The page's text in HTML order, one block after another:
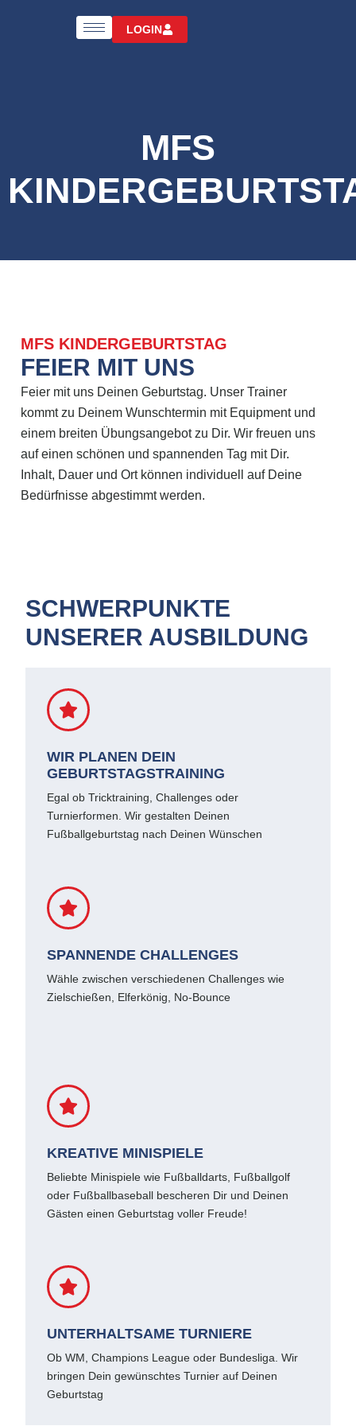
LOGIN
MFS
MFS KINDERGEBURTSTAG
FEIER MIT UNS
Feier mit uns Deinen Geburtstag. Unser Trainer
kommt zu Deinem Wunschtermin mit Equipment und
einem breiten Übungsangebot zu Dir. Wir freuen uns
auf einen schönen und spannenden Tag mit Dir.
Inhalt, Dauer und Ort können individuell auf Deine
Bedürfnisse abgestimmt werden.
WIR PLANEN DEIN
GEBURTSTAGSTRAINING
Egal ob Tricktraining, Challenges oder
Turnierformen. Wir gestalten Deinen
Fußballgeburtstag nach Deinen Wünschen
SPANNENDE CHALLENGES
Wähle zwischen verschiedenen Challenges wie
Zielschießen, Elferkönig, No-Bounce
KREATIVE MINISPIELE
Beliebte Minispiele wie Fußballdarts, Fußballgolf
oder Fußballbaseball bescheren Dir und Deinen
Gästen einen Geburtstag voller Freude!
UNTERHALTSAME TURNIERE
Ob WM, Champions League oder Bundesliga. Wir
bringen Dein gewünschtes Turnier auf Deinen
Geburtstag
SCHWERPUNKTE
UNSERER AUSBILDUNG